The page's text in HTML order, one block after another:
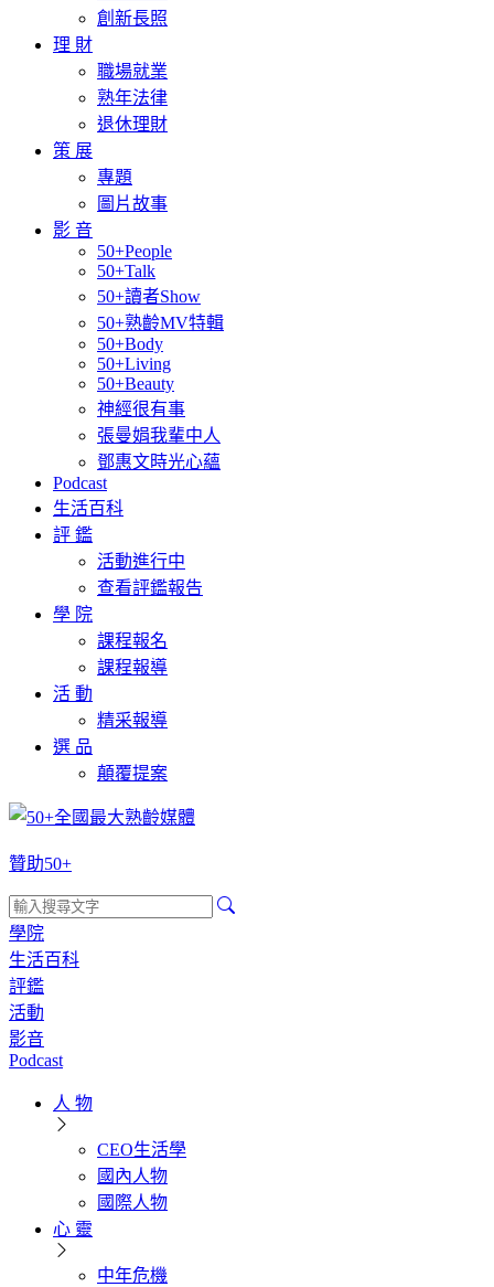
創新長照
理 財
職場就業
熟年法律
退休理財
策 展
專題
圖片故事
影 音
50+People
50+Talk
50+讀者Show
50+熟齡MV特輯
50+Body
50+Living
50+Beauty
神經很有事
張曼娟我輩中人
鄧惠文時光心蘊
Podcast
生活百科
評 鑑
活動進行中
查看評鑑報告
學 院
課程報名
課程報導
活 動
精采報導
選 品
顛覆提案
贊助50+
學院
生活百科
評鑑
活動
影音
Podcast
人 物
CEO生活學
國內人物
國際人物
心 靈
中年危機